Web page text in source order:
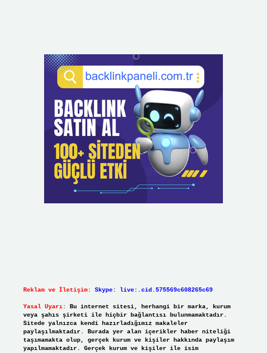
Reklam ve İletişim: Skype: live:.cid.575569c608265c69
Yasal Uyarı:
Bu internet sitesi, herhangi bir marka, kurum
veya şahıs şirketi ile hiçbir bağlantısı bulunmamaktadır.
Sitede yalnızca kendi hazırladığımız makaleler
paylaşılmaktadır. Burada yer alan içerikler haber niteliği
taşımamakta olup, gerçek kurum ve kişiler hakkında paylaşım
yapılmamaktadır. Gerçek kurum ve kişiler ile isim